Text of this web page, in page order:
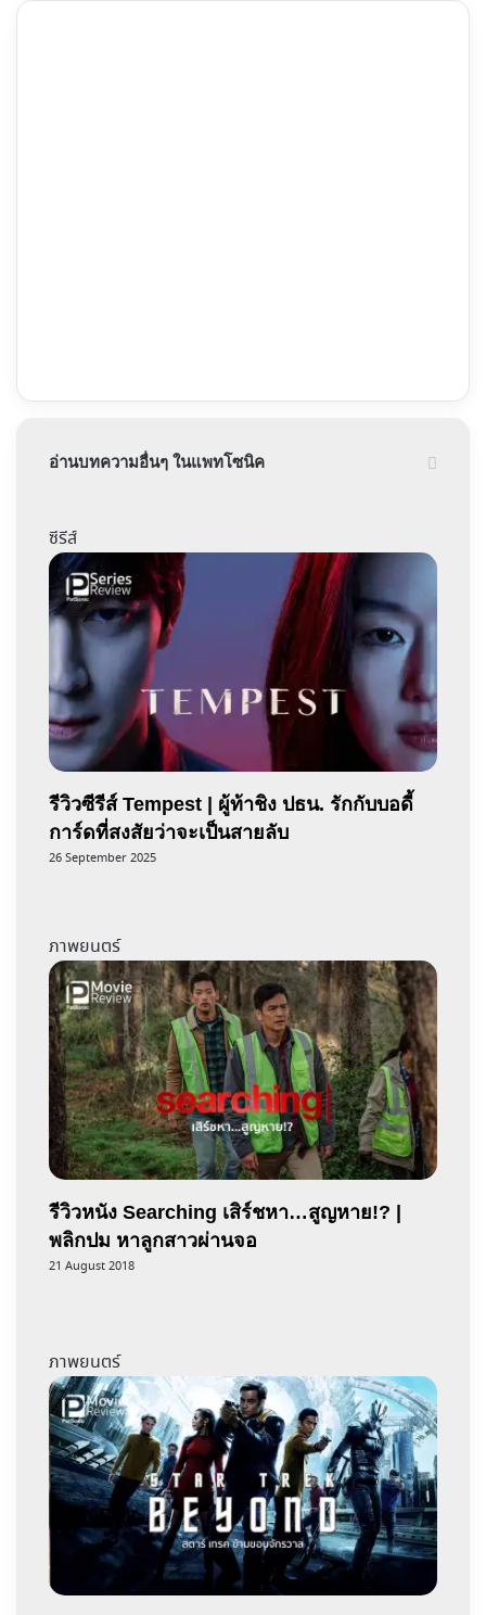
อ่านบทความอื่นๆ ในแพทโซนิค
ซีรีส์
รีวิวซีรีส์ Tempest | ผู้ท้าชิง ปธน. รักกับบอดี้
การ์ดที่สงสัยว่าจะเป็นสายลับ
26 September 2025
ภาพยนตร์
รีวิวหนัง Searching เสิร์ชหา…สูญหาย!? |
พลิกปม หาลูกสาวผ่านจอ
21 August 2018
ภาพยนตร์